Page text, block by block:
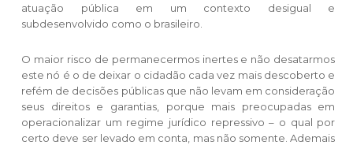
atuação pública em um contexto desigual e
subdesenvolvido como o brasileiro.
O maior risco de permanecermos inertes e não desatarmos
este nó é o de deixar o cidadão cada vez mais descoberto e
refém de decisões públicas que não levam em consideração
seus direitos e garantias, porque mais preocupadas em
operacionalizar um regime jurídico repressivo – o qual por
certo deve ser levado em conta, mas não somente. Ademais